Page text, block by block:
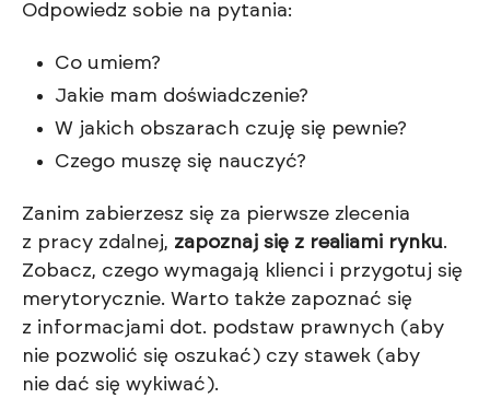
Odpowiedz sobie na pytania:
Co umiem?
Jakie mam doświadczenie?
W jakich obszarach czuję się pewnie?
Czego muszę się nauczyć?
Zanim zabierzesz się za pierwsze zlecenia
z pracy zdalnej, zapoznaj się z realiami rynku.
Zobacz, czego wymagają klienci i przygotuj się
merytorycznie. Warto także zapoznać się
z informacjami dot. podstaw prawnych (aby
nie pozwolić się oszukać) czy stawek (aby
nie dać się wykiwać).